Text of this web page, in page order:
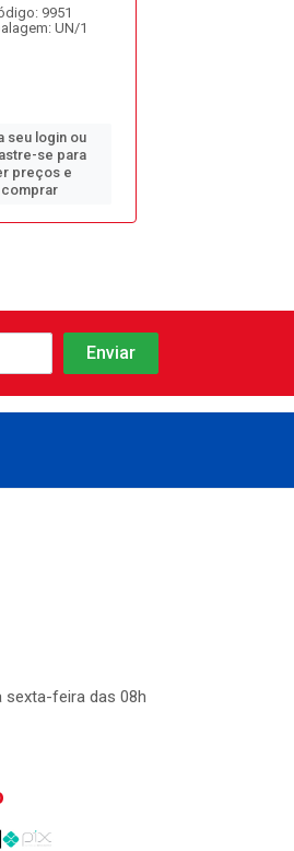
9951
UN/1
seu login ou
se para
preços e
comprar
sexta-feira das 08h